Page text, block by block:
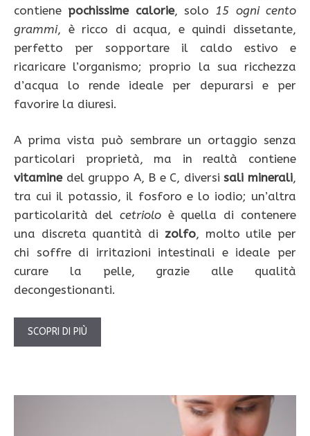
contiene pochissime calorie, solo 15 ogni cento
grammi, è ricco di acqua, e quindi dissetante,
perfetto per sopportare il caldo estivo e
ricaricare l’organismo; proprio la sua ricchezza
d’acqua lo rende ideale per depurarsi e per
favorire la diuresi.
A prima vista può sembrare un ortaggio senza
particolari proprietà, ma in realtà contiene
vitaminedel gruppo A, B e C, diversisali minerali,
tra cui il potassio, il fosforo e lo iodio; un’altra
particolarità del cetrioloè quella di contenere
una discreta quantità di zolfo, molto utile per
chi soffre di irritazioni intestinali e ideale per
curare la pelle, grazie alle qualità
decongestionanti.
SCOPRI DI PIÙ